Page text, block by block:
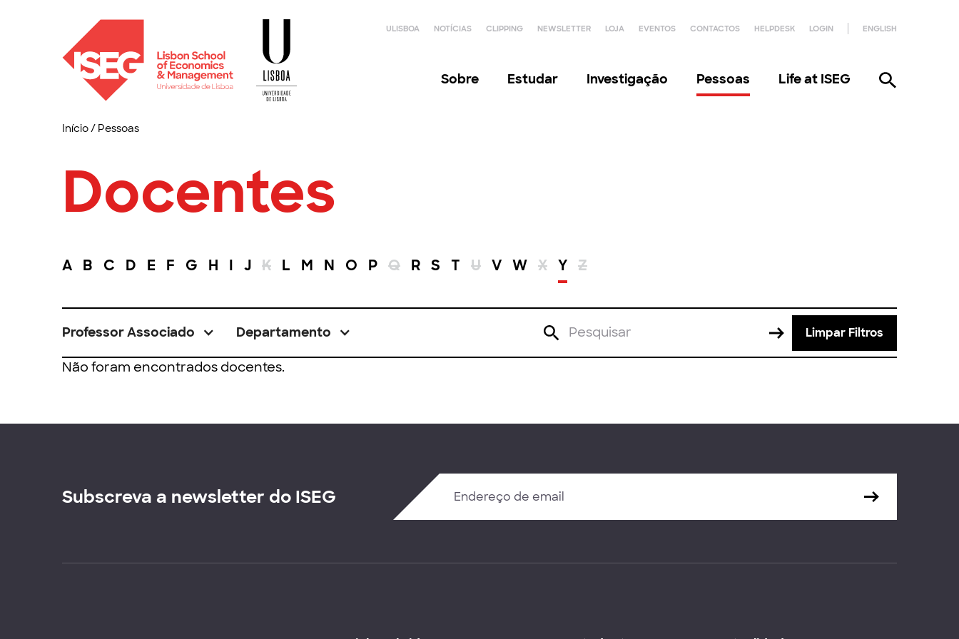
ULISBOA NOTÍCIAS CLIPPING NEWSLETTER LOJA EVENTOS CONTACTOS HELPDESK LOGIN ENGLISH
Sobre Estudar Investigação Pessoas Life at ISEG
Início/ Pessoas
Docentes
A B C D E F G H I J K L M N O P Q R S T U V W X Y Z
Professor Associado Departamento Limpar Filtros
Não foram encontrados docentes.
Subscreva a newsletter do ISEG